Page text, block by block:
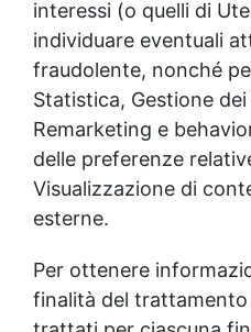
interessi (o quelli di
individuare eventuali
fraudolente, nonché
Statistica, Gestione
Remarketing e
delle preferenze
Visualizzazione di
esterne.
Per ottenere
finalità del trattamento